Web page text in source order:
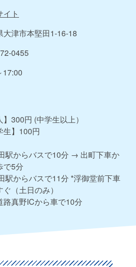
イト
大津市本堅田1-16-18
0455
17:00
】300円 (中学生以上）
生】100円
駅からバスで10分 → 出町下車か
で5分
駅からバスで11分 *浮御堂前下車
（土日のみ）
路真野ICから車で10分